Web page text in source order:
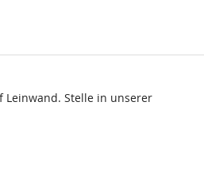
Leinwand. Stelle in unserer